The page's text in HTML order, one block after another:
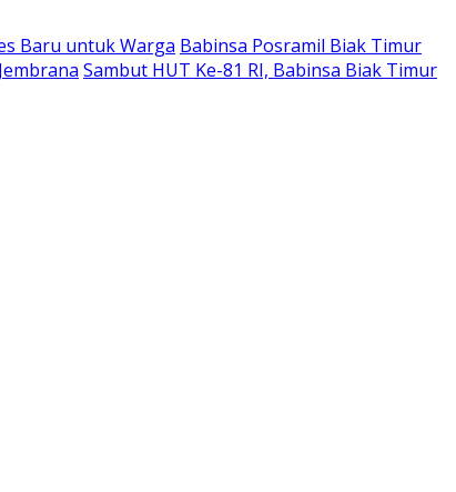
Baru untuk Warga Babinsa Posramil Biak Timur
Sambut HUT Ke-81 RI, Babinsa Biak Timur